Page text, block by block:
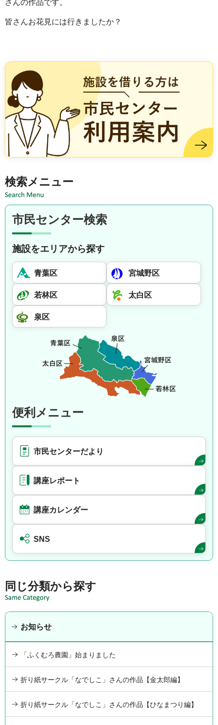
さんの作品です。
皆さんお花見には行きましたか？
検索メニュー
市民センター検索
施設をエリアから探す
青葉区 宮城野区
若林区 太白区
泉区
便利メニュー
市民センターだより
講座レポート
講座カレンダー
SNS
同じ分類から探す
お知らせ
「ふくむろ農園」始まりました
折り紙サークル「なでしこ」さんの作品【金太郎編】
折り紙サークル「なでしこ」さんの作品【ひなまつり編】